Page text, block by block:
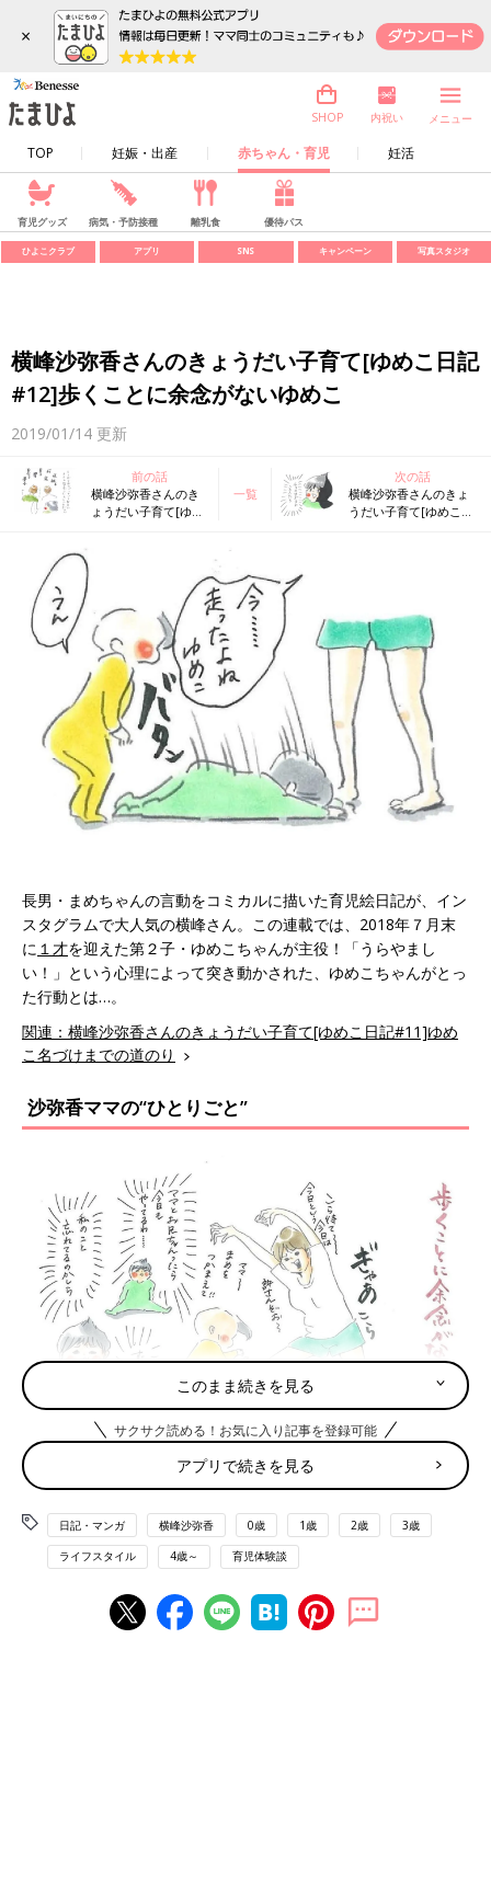
×
TOP 妊娠・出産 赤ちゃん・育児 妊活
SHOP 内祝い メニュー
育児グッズ 病気・予防接種 離乳食 優待パス
ひよこクラブ アプリ SNS キャンペーン 写真スタジオ
横峰沙弥香さんのきょうだい子育て[ゆめこ日記
#12]歩くことに余念がないゆめこ
2019/01/14 更新
前の話
横峰沙弥香さんのき
ょうだい子育て[ゆめ
一覧
次の話
横峰沙弥香さんのきょ
うだい子育て[ゆめこ日
長男・まめちゃんの言動をコミカルに描いた育児絵日記が、イン
スタグラムで大人気の横峰さん。この連載では、2018年７月末
に １才を迎えた第２子・ゆめこちゃんが主役！「うらやまし
い！」という心理によって突き動かされた、ゆめこちゃんがとっ
た行動とは…。
関連：横峰沙弥香さんのきょうだい子育て[ゆめこ日記#11]ゆめ
こ名づけまでの道のり
沙弥香ママの“ひとりごと”
いつも不思議そうに、
少しうらやましそうに
このまま続きを見る
サクサク読める！お気に入り記事を登録可能
アプリで続きを見る
日記・マンガ 横峰沙弥香 0歳 1歳 2歳 3歳
ライフスタイル 4歳～ 育児体験談